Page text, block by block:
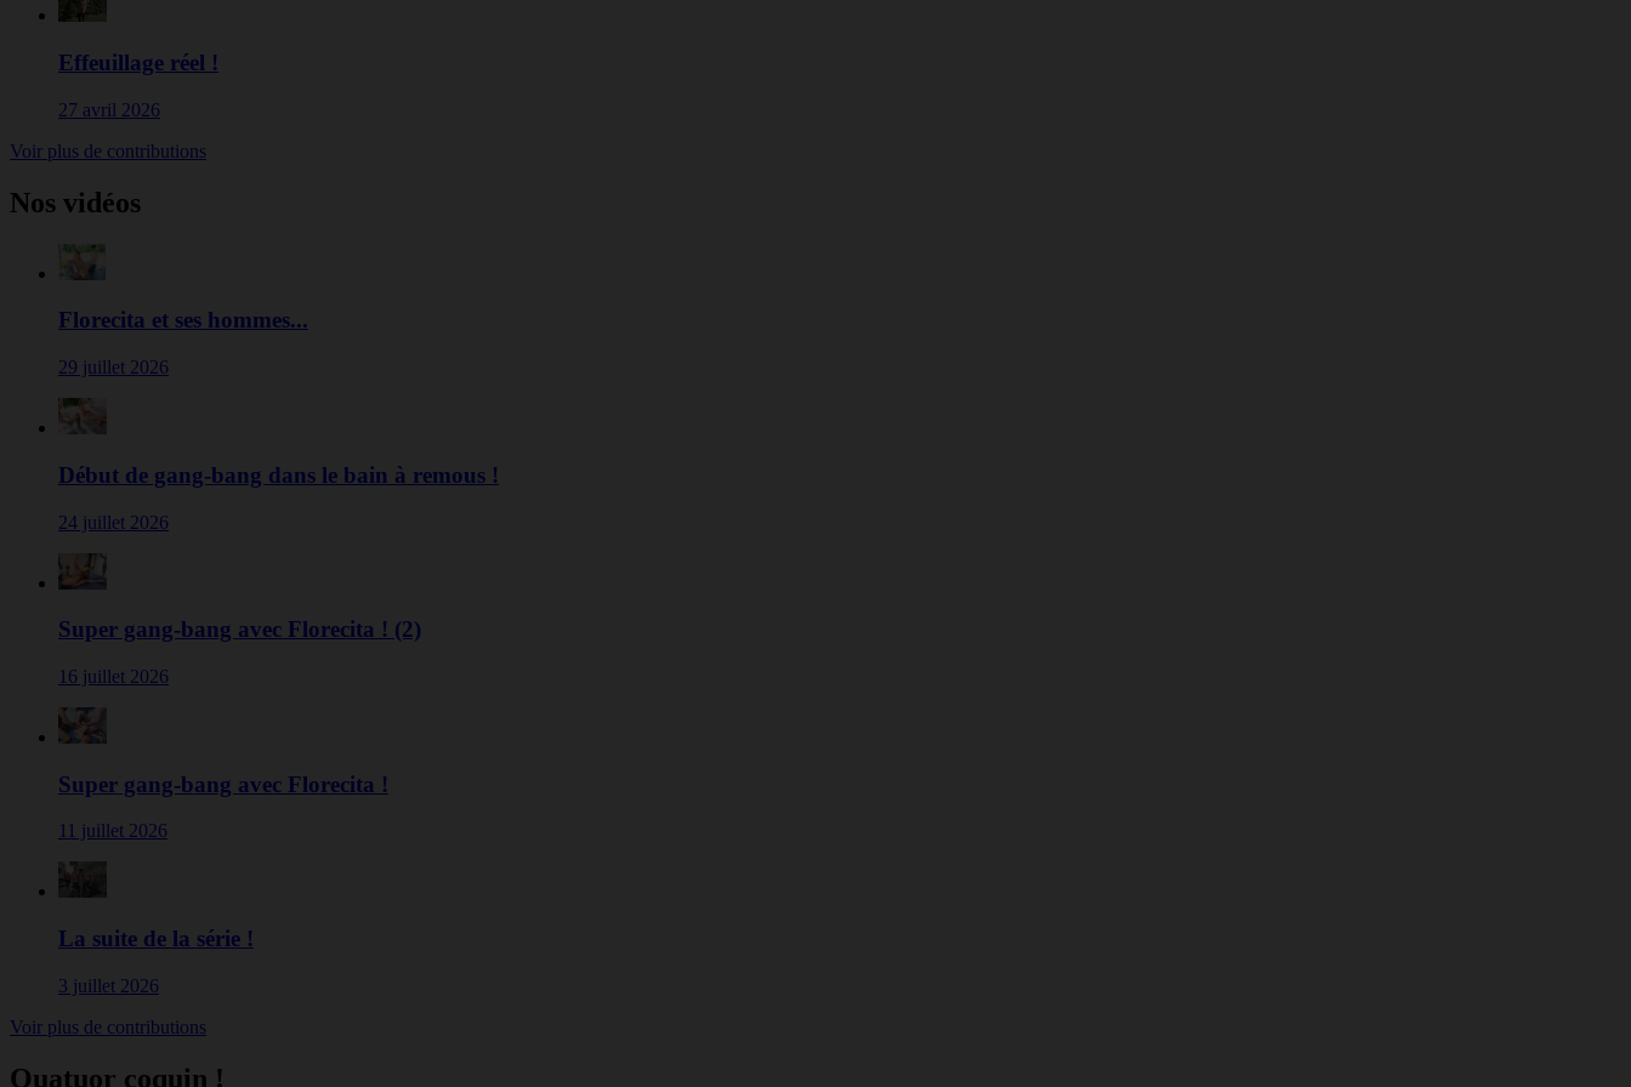
Effeuillage réel !
27 avril 2026
Voir plus de contributions
Nos vidéos
Florecita et ses hommes...
29 juillet 2026
Début de gang-bang dans le bain à remous !
24 juillet 2026
Super gang-bang avec Florecita ! (2)
16 juillet 2026
Super gang-bang avec Florecita !
11 juillet 2026
La suite de la série !
3 juillet 2026
Voir plus de contributions
Quatuor coquin !